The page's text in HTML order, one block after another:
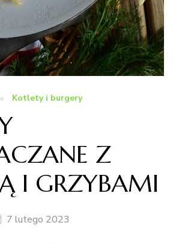
Kotlety i burgery
Z
I GRZYBAMI
7 lutego 2023